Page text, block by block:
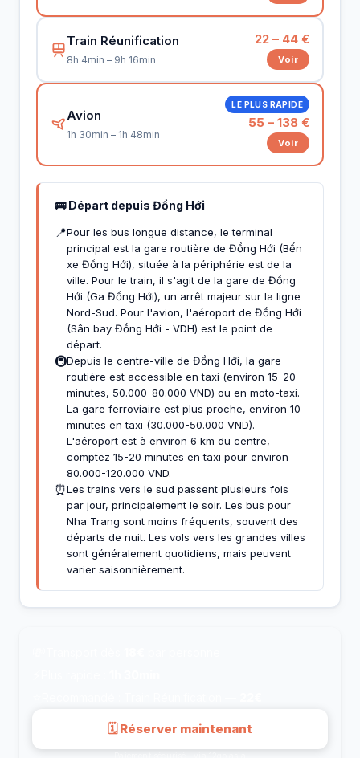
Train Réunification
8h 4min – 9h 16min
22 – 44 €
Voir
Avion
1h 30min – 1h 48min
LE PLUS RAPIDE
55 – 138 €
Voir
🚌 Départ depuis Đồng Hới
📍Pour les bus longue distance, le terminal
principal est la gare routière de Đồng Hới (Bến
xe Đồng Hới), située à la périphérie est de la
ville. Pour le train, il s'agit de la gare de Đồng
Hới (Ga Đồng Hới), un arrêt majeur sur la ligne
Nord-Sud. Pour l'avion, l'aéroport de Đồng Hới
(Sân bay Đồng Hới - VDH) est le point de
départ.
🚇Depuis le centre-ville de Đồng Hới, la gare
routière est accessible en taxi (environ 15-20
minutes, 50.000-80.000 VND) ou en moto-taxi.
La gare ferroviaire est plus proche, environ 10
minutes en taxi (30.000-50.000 VND).
L'aéroport est à environ 6 km du centre,
comptez 15-20 minutes en taxi pour environ
80.000-120.000 VND.
⏰Les trains vers le sud passent plusieurs fois
par jour, principalement le soir. Les bus pour
Nha Trang sont moins fréquents, souvent des
départs de nuit. Les vols vers les grandes villes
sont généralement quotidiens, mais peuvent
varier saisonnièrement.
🗓 Réserver maintenant